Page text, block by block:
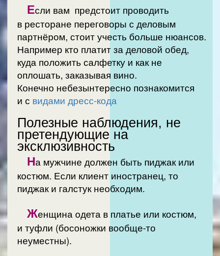
Если вам предстоит проводить
в ресторане переговоры с деловым
партнёром, стоит учесть больше нюансов.
Например кто платит за деловой обед,
куда положить салфетку и как не
оплошать, заказывая вино.
Конечно небезынтересно познакомится
и с видами дресс-кода
Полезные наблюдения, не
претендующие на
эксклюзивность
На мужчине должен быть пиджак или
костюм. Если клиент иностранец, то
пиджак и галстук необходим.
Женщина одета в платье или костюм,
и туфли (босоножки вообще-то
неуместны).